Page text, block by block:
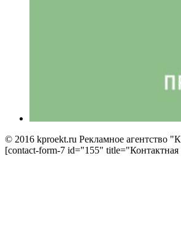
© 2016 kproekt.ru Рекламное агентство
[contact-form-7 id="155"